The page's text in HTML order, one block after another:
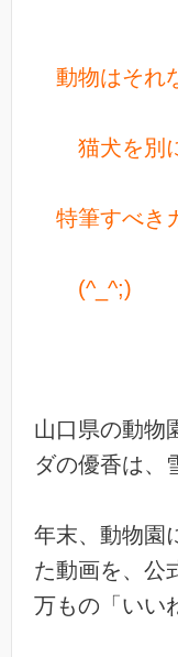
動物はそれ
猫犬を別に
特筆すべき
(^_^;)
山口県の動物
ダの優香は、
年末、動物園
た動画を、公
万もの「いい